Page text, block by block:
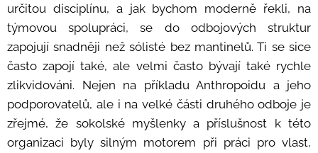
určitou disciplínu, a jak bychom moderně řekli, na
týmovou spolupráci, se do odbojových struktur
zapojují snadněji než sólisté bez mantinelů. Ti se sice
často zapojí také, ale velmi často bývají také rychle
zlikvidováni. Nejen na příkladu Anthropoidu a jeho
podporovatelů, ale i na velké části druhého odboje je
zřejmé, že sokolské myšlenky a příslušnost k této
organizaci byly silným motorem při práci pro vlast,